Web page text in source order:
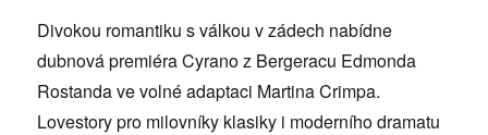
Divokou romantiku s válkou v zádech nabídne
dubnová premiéra Cyrano z Bergeracu Edmonda
Rostanda ve volné adaptaci Martina Crimpa.
Lovestory pro milovníky klasiky i moderního dramatu